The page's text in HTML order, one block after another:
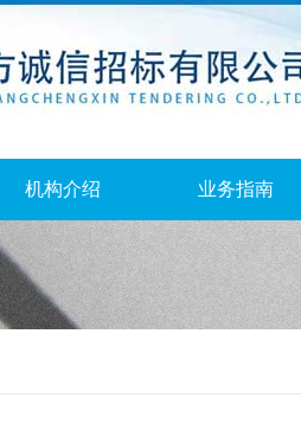
机构介绍 业务指南